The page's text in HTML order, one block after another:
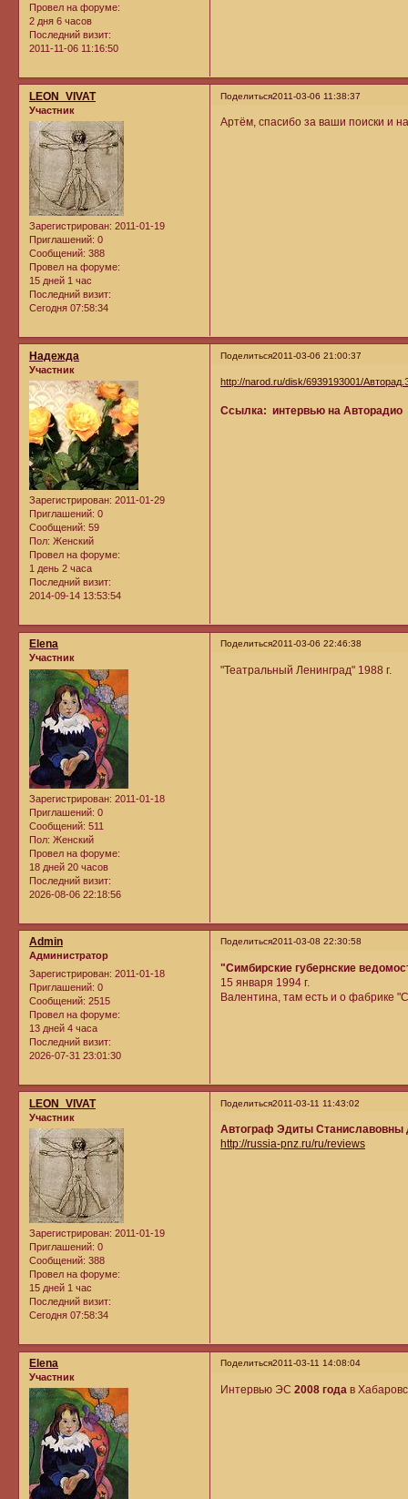
Провел на форуме:
2 дня 6 часов
Последний визит:
2011-11-06 11:16:50
Поделиться2011-03-06 11:38:37
LEON_VIVAT
Участник
Зарегистрирован: 2011-01-19
Приглашений: 0
Сообщений: 388
Провел на форуме:
15 дней 1 час
Последний визит:
Сегодня 07:58:34
Артём, спасибо за ваши поиски и
Поделиться2011-03-06 21:00:37
Надежда
Участник
Зарегистрирован: 2011-01-29
Приглашений: 0
Сообщений: 59
Пол: Женский
Провел на форуме:
1 день 2 часа
Последний визит:
2014-09-14 13:53:54
http://narod.ru/disk/6939193001/
Ссылка: интервью на Авторадио
Поделиться2011-03-06 22:46:38
Elena
Участник
Зарегистрирован: 2011-01-18
Приглашений: 0
Сообщений: 511
Пол: Женский
Провел на форуме:
18 дней 20 часов
Последний визит:
2026-08-06 22:18:56
"Театральный Ленинград" 1988 г.
Поделиться2011-03-08 22:30:58
Admin
Администратор
Зарегистрирован: 2011-01-18
Приглашений: 0
Сообщений: 2515
Провел на форуме:
13 дней 4 часа
Последний визит:
2026-07-31 23:01:30
"Симбирские губернские
15 января 1994 г.
Валентина, там есть и о фабрике
Поделиться2011-03-11 11:43:02
LEON_VIVAT
Участник
Зарегистрирован: 2011-01-19
Приглашений: 0
Сообщений: 388
Провел на форуме:
15 дней 1 час
Последний визит:
Сегодня 07:58:34
Автограф Эдиты Станиславовны
http://russia-pnz.ru/ru/reviews
Поделиться2011-03-11 14:08:04
Elena
Участник
Интервью ЭС2008 годав